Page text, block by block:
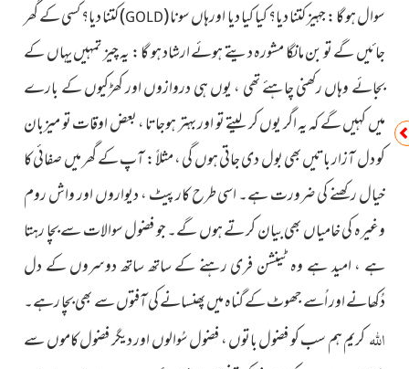
سوال ہو گا : جہیز کتنا دیا؟ کیا کیا دیا اورہاںسونا(
GOLD
)کتنادیا؟ کسی کے گھر
جائیں گے تو بن مانگا مشورہ دیتے ہوئے ارشاد ہو گا : یہ چیز تمہیں یہاں کے
بجائے وہاں رکھنی چاہئے تھی ، یوں ہی دروازوں اور کھڑکیوں کے بارے
میں کہیں گے کہ یہ اگر یوں کر لیتے تو اور بہتر ہوجاتا ، بعض اوقات تو میزبان
کو دل آزار باتیں بھی بول دی جاتی ہوں گی ، مثلاً : آپ کے گھر میں صفائی کا
خیال رکھنے کی ضرورت ہے۔ اسی طرح کارپیٹ ، دیواروں اور واش روم
وغیرہ کی خامیاں بھی بیان کر تے ہوں گے۔ جو فضول سوالات سے بچا رہتا
ہے ، امید ہے وہ ٹینشن فری رہنے کے ساتھ ساتھ دوسروں کے دل
دُکھانے اور اُسے جھوٹ کے گناہ میں پھنسانے کی آفتوں سے بھی بچا رہے۔
اللہکریم ہم سب کو فضول باتوں ، فضول سُوالوں اور دیگر فضول کاموں سے